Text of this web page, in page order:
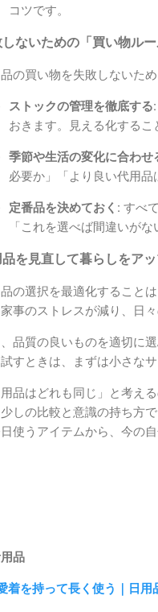
コツです。
ないための「買い物ルー
の買い物を失敗しないた
ストックの管理を徹底する:
おきます。見える化するこ
季節や生活の変化に合わせ
必要か」「より良い代用品
定番品を決めておく: すべ
「これを選べば間違いが
品を見直して暮らしをア
の選択を最適化すること
事のストレスが減り、日
、品質の良いものを適切に
すときは、まずは小さな
用品はどれも同じ」と考え
しの比較と意識の持ち方
使うアイテムから、今の
品
着を持って長く使う｜日